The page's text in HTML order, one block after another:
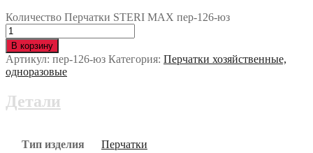
Количество Перчатки STERI MAX пер-126-юз
В корзину
Артикул: пер-126-юз Категория: Перчатки хозяйственные,
одноразовые
Детали
Тип изделия Перчатки